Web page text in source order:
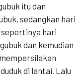
itu dan
sedangkan hari
hari
dan kemudian
di lantai. Lalu